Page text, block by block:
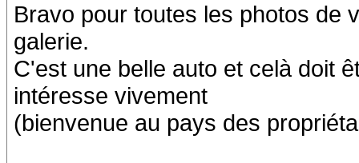
Bravo pour toutes les photos de
galerie.
C'est une belle auto et celà doit
intéresse vivement
(bienvenue au pays des